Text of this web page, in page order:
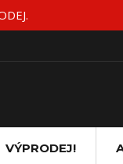
VÝPRODEJ!